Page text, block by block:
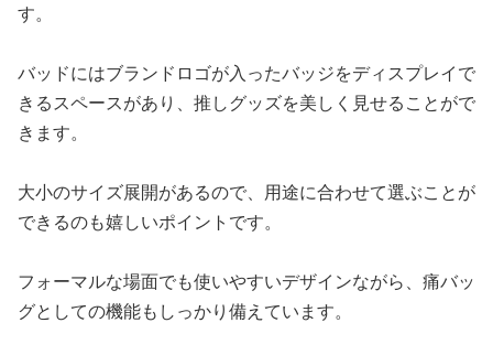
す。
バッドにはブランドロゴが入ったバッジをディスプレイで
きるスペースがあり、推しグッズを美しく見せることがで
きます。
大小のサイズ展開があるので、用途に合わせて選ぶことが
できるのも嬉しいポイントです。
フォーマルな場面でも使いやすいデザインながら、痛バッ
グとしての機能もしっかり備えています。